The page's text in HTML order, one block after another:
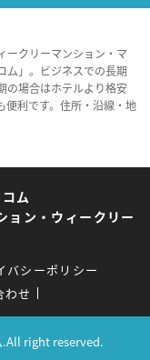
ークリーマンション・マ
ム」。ビジネスでの長期
の場合はホテルより格安
便利です。住所・沿線・地
ム
ョン・ウィークリー
バシーポリシー
わせ
right reserved.